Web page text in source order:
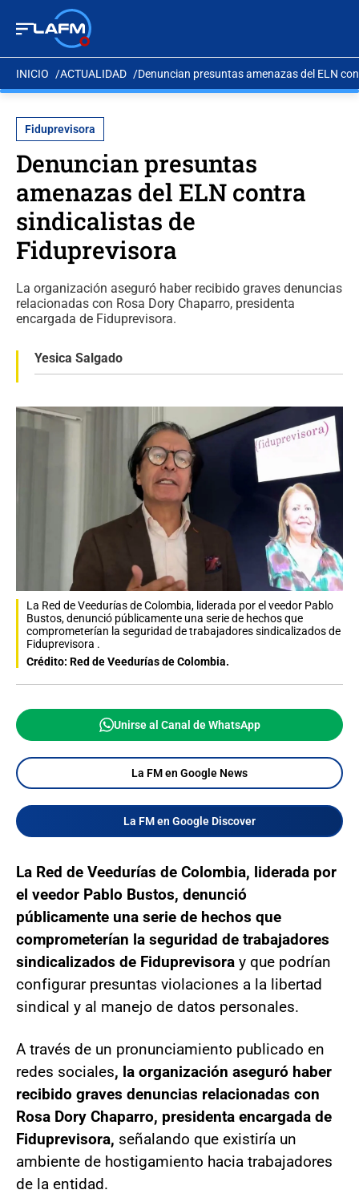
INICIO ACTUALIDAD Denuncian presuntas amenazas del ELN
Fiduprevisora
Denuncian presuntas
amenazas del ELN contra
sindicalistas de
Fiduprevisora
La organización aseguró haber recibido graves denuncias
relacionadas con Rosa Dory Chaparro, presidenta
encargada de Fiduprevisora.
Yesica Salgado
La Red de Veedurías de Colombia, liderada por el veedor Pablo
Bustos, denunció públicamente una serie de hechos que
comprometerían la seguridad de trabajadores sindicalizados de
Fiduprevisora .
Crédito: Red de Veedurías de Colombia.
Unirse al Canal de WhatsApp
La FM en Google News
La FM en Google Discover
La Red de Veedurías de Colombia, liderada por
el veedor Pablo Bustos, denunció
públicamente una serie de hechos que
comprometerían la seguridad de trabajadores
sindicalizados de Fiduprevisora y que podrían
configurar presuntas violaciones a la libertad
sindical y al manejo de datos personales.
A través de un pronunciamiento publicado en
redes sociales, la organización aseguró haber
recibido graves denuncias relacionadas con
Rosa Dory Chaparro, presidenta encargada de
Fiduprevisora, señalando que existiría un
ambiente de hostigamiento hacia trabajadores
de la entidad.